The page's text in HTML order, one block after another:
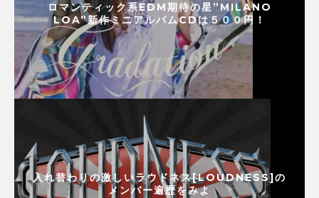
ロマンティック系EDM期待の星”MILANO
LOA”新作ミニアルバムCDは５００円！
入れ替わりの激しいラウドネス[LOUDNESS]の
メンバー遍歴をみよ